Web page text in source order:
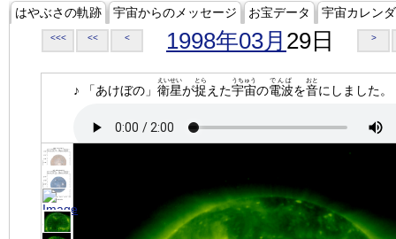
はやぶさの軌跡 宇宙からのメッセージ お宝データ 宇宙カレン
<<< << < 1998年03月 29日 >
♪ 「あけぼの」 衛星
えいせい
が捉
とら
えた宇宙
うちゅう
の電波
でんぱ
を音
おと
にしました。